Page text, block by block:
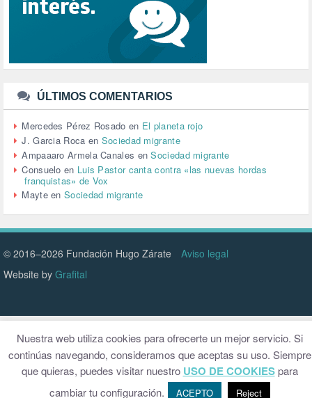
SINDICATOS (12)
TTIP (6)
URBANISMO (1)
URBANIZACIÓN (1)
VEJEZ (1)
VENEZUELA (3)
VENEZULA (1)
VIAJES (1)
VIOLENCIA (2)
VIOLENCIA DE GÉNERO (223)
VIVIENDA (9)
VOLODIMIR ZELENSKY (1)
ÚLTIMOS COMENTARIOS
Mercedes Pérez Rosado en El planeta rojo
J. Garcia Roca en Sociedad migrante
Ampaaaro Armela Canales enSociedad migrante
Consuelo en Luis Pastor canta contra «las nuevas hordas
franquistas» de Vox
MayteenSociedad migrante
© 2016–2026 Fundación Hugo Zárate
Aviso legal
Website by Grafital
Nuestra web utiliza cookies para ofrecerte un mejor servicio. Si
continúas navegando, consideramos que aceptas su uso. Siempre
que quieras, puedes visitar nuestro USO DE COOKIESpara
cambiar tu configuración.
ACEPTO Reject